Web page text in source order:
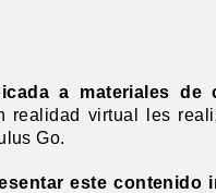
a materiales de
realidad virtual les
Go.
este